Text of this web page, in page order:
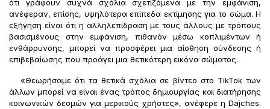
ότι γράφουν συχνά σχόλια σχετιζόμενα με την εμφάνιση,
ανέφεραν, επίσης, υψηλότερα επίπεδα εκτίμησης για το σώμα. Η
εξήγηση είναι ότι η αλληλεπίδραση με τους άλλους με τρόπους
βασισμένους στην εμφάνιση, πιθανόν μέσω κοπλιμέντων ή
ενθάρρυνσης, μπορεί να προσφέρει μια αίσθηση σύνδεσης ή
επιβεβαίωσης που προάγει μια θετικότερη εικόνα σώματος.
«Θεωρήσαμε ότι τα θετικά σχόλια σε βίντεο στο TikTok των
άλλων μπορεί να είναι ένας τρόπος δημιουργίας και διατήρησης
κοινωνικών δεσμών για μερικούς χρήστες», ανέφερε η Dajches.